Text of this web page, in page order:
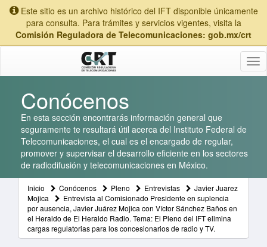
Este sitio es un archivo histórico del IFT disponible únicamente
para consulta. Para trámites y servicios vigentes, visita la
Comisión Reguladora de Telecomunicaciones: gob.mx/crt
Conócenos
En esta sección encontrarás información general que
seguramente te resultará útil acerca del Instituto Federal de
Telecomunicaciones, el cual es el encargado de regular,
promover y supervisar el desarrollo eficiente en los sectores
de radiodifusión y telecomunicaciones en México.
Inicio Conócenos Pleno Entrevistas
Javier Juarez
Mojica
Entrevista al Comisionado Presidente en suplencia
por ausencia, Javier Juárez Mojica con Víctor Sánchez Baños en
el Heraldo de El Heraldo Radio. Tema: El Pleno del IFT elimina
cargas regulatorias para los concesionarios de radio y TV.